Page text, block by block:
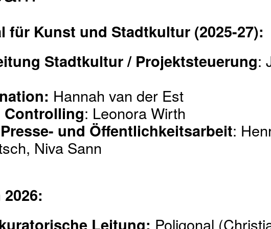
für Kunst und Stadtkultur (2025-27):
Stadtkultur / Projektsteuerung:
Hannah van der Est
Controlling: Leonora Wirth
und Öffentlichkeitsarbeit:
Niva Sann
2026: